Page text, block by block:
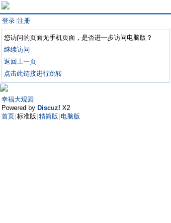
登录 注册
您访问的页面无手机页面，是否进一步访问电脑版？
继续访问
返回上一页
点击此链接进行跳转
幸福大观园
Powered by Discuz! X2
首页 标准版 精简版 电脑版